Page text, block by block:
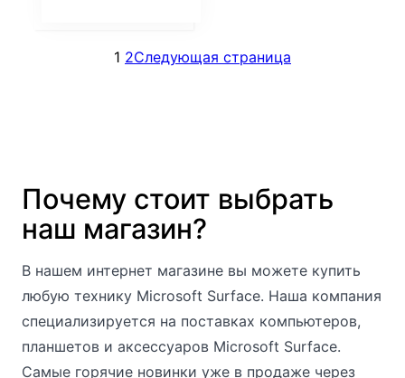
1 2Следующая страница
Почему стоит выбрать
наш магазин?
В нашем интернет магазине вы можете купить
любую технику Microsoft Surface. Наша компания
специализируется на поставках компьютеров,
планшетов и аксессуаров Microsoft Surface.
Самые горячие новинки уже в продаже через